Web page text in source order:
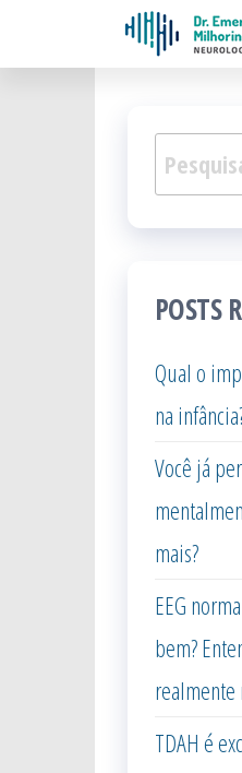
para
por:
POSTS
Qual o
na
Você já
mais?
EEG
bem?
realmente
TDAH é